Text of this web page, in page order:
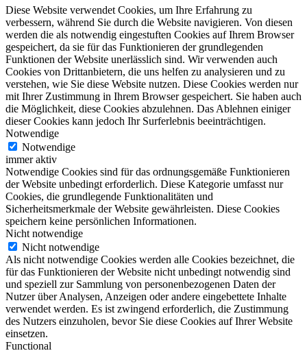
Diese Website verwendet Cookies, um Ihre Erfahrung zu
verbessern, während Sie durch die Website navigieren. Von diesen
werden die als notwendig eingestuften Cookies auf Ihrem Browser
gespeichert, da sie für das Funktionieren der grundlegenden
Funktionen der Website unerlässlich sind. Wir verwenden auch
Cookies von Drittanbietern, die uns helfen zu analysieren und zu
verstehen, wie Sie diese Website nutzen. Diese Cookies werden nur
mit Ihrer Zustimmung in Ihrem Browser gespeichert. Sie haben auch
die Möglichkeit, diese Cookies abzulehnen. Das Ablehnen einiger
dieser Cookies kann jedoch Ihr Surferlebnis beeinträchtigen.
Notwendige
Notwendige
immer aktiv
Notwendige Cookies sind für das ordnungsgemäße Funktionieren
der Website unbedingt erforderlich. Diese Kategorie umfasst nur
Cookies, die grundlegende Funktionalitäten und
Sicherheitsmerkmale der Website gewährleisten. Diese Cookies
speichern keine persönlichen Informationen.
Nicht notwendige
Nicht notwendige
Als nicht notwendige Cookies werden alle Cookies bezeichnet, die
für das Funktionieren der Website nicht unbedingt notwendig sind
und speziell zur Sammlung von personenbezogenen Daten der
Nutzer über Analysen, Anzeigen oder andere eingebettete Inhalte
verwendet werden. Es ist zwingend erforderlich, die Zustimmung
des Nutzers einzuholen, bevor Sie diese Cookies auf Ihrer Website
einsetzen.
Functional